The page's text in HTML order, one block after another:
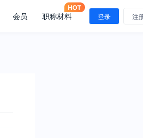
会员 职称材料 登录 注